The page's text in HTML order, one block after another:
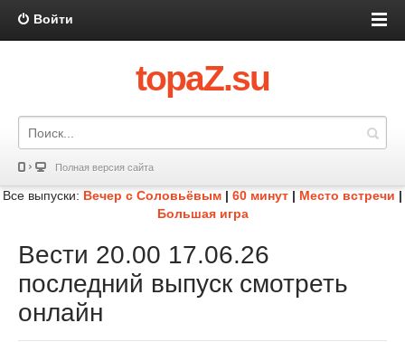
Войти
topaZ.su
Полная версия сайта
Все выпуски: Вечер с Соловьёвым | 60 минут | Место встречи |
Большая игра
Вести 20.00 17.06.26
последний выпуск смотреть
онлайн